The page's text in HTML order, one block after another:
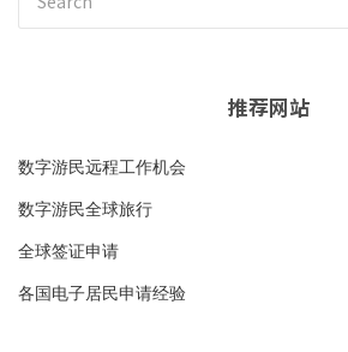
推荐网站
数字游民远程工作机会
数字游民全球旅行
全球签证申请
各国电子居民申请经验